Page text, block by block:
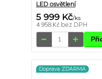
LED osvětlení
5 999 Kč/ks
4 958 Kč bez DPH
Doprava ZDARMA